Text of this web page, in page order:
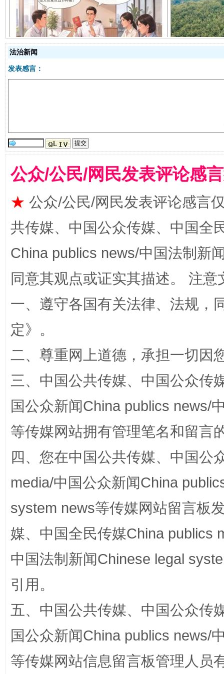
揭开“小金库”的免责幌子
阿坝州三大球赛在茂县开幕 规模
国家大学科技园优化重塑工作
法治新闻
发表感言：
公众/公民/网民发表评论感
★ 公众/公民/网民发表评论感言
共传媒、中国公众传媒、中国全
China publics news/中国法制新
同意其观点或证实其描述。 注
一、遵守各国有关法律、法规，
定》。
二、尊重网上道德，承担一切因
三、中国公共传媒、中国公众传
国公众新闻China publics news/
等传媒网站拥有管理笔名和留言
四、您在中国公共传媒、中国公
media/中国公众新闻China
system news等传媒网站留言板
媒、中国全民传媒China publics
中国法制新闻Chinese legal
引用。
五、中国公共传媒、中国公众传
国公众新闻China publics news/
等传媒网站信息留言板管理人员